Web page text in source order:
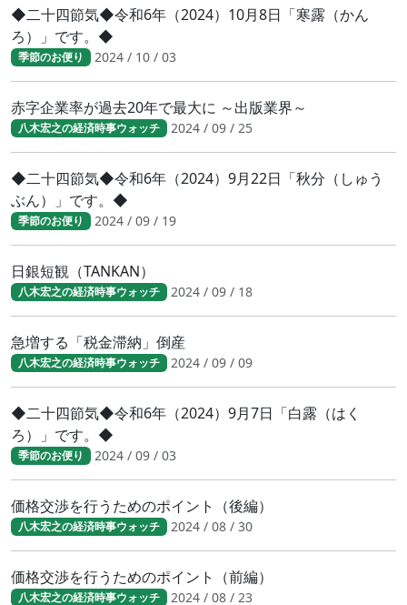
◆二十四節気◆令和6年（2024）10月8日「寒露（かん
ろ）」です。◆
季節のお便り 2024 / 10 / 03
赤字企業率が過去20年で最大に ～出版業界～
八木宏之の経済時事ウォッチ 2024 / 09 / 25
◆二十四節気◆令和6年（2024）9月22日「秋分（しゅう
ぶん）」です。◆
季節のお便り 2024 / 09 / 19
日銀短観（TANKAN）
八木宏之の経済時事ウォッチ 2024 / 09 / 18
急増する「税金滞納」倒産
八木宏之の経済時事ウォッチ 2024 / 09 / 09
◆二十四節気◆令和6年（2024）9月7日「白露（はく
ろ）」です。◆
季節のお便り 2024 / 09 / 03
価格交渉を行うためのポイント（後編）
八木宏之の経済時事ウォッチ 2024 / 08 / 30
価格交渉を行うためのポイント（前編）
八木宏之の経済時事ウォッチ 2024 / 08 / 23